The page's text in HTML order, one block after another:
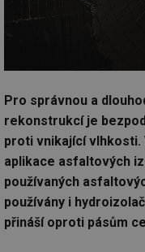
Pro správnou a
rekonstrukcí je
proti vnikající vlhkosti.
aplikace asfaltových
používaných
používány i
přináší oproti pásům